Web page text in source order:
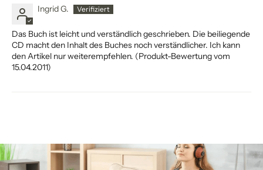
Ingrid G.
Das Buch ist leicht und verständlich geschrieben. Die beiliegende
CD macht den Inhalt des Buches noch verständlicher. Ich kann
den Artikel nur weiterempfehlen. (Produkt-Bewertung vom
15.04.2011)